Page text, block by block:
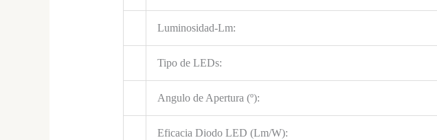
Luminosidad-Lm:
Tipo de LEDs:
Angulo de Apertura (º):
Eficacia Diodo LED (Lm/W):